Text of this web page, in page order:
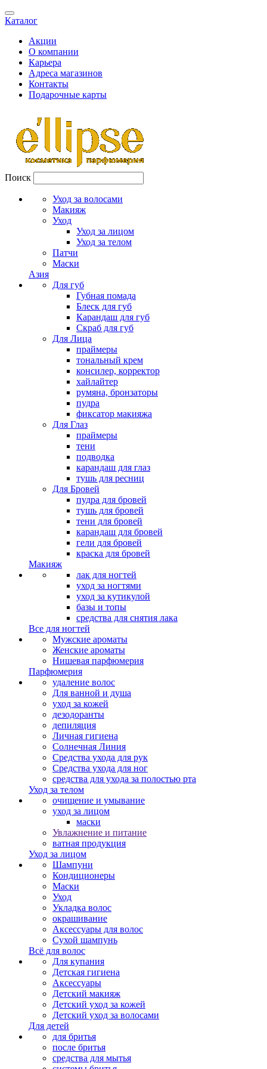
Каталог
Акции
О компании
Карьера
Адреса магазинов
Контакты
Подарочные карты
Поиск
Уход за волосами
Макияж
Уход
Уход за лицом
Уход за телом
Патчи
Маски
Азия
Для губ
Губная помада
Блеск для губ
Карандаш для губ
Скраб для губ
Для Лица
праймеры
тональный крем
консилер, корректор
хайлайтер
румяна, бронзаторы
пудра
фиксатор макияжа
Для Глаз
праймеры
тени
подводка
карандаш для глаз
тушь для ресниц
Для Бровей
пудра для бровей
тушь для бровей
тени для бровей
карандаш для бровей
гели для бровей
краска для бровей
Макияж
лак для ногтей
уход за ногтями
уход за кутикулой
базы и топы
средства для снятия лака
Все для ногтей
Мужские ароматы
Женские ароматы
Нишевая парфюмерия
Парфюмерия
удаление волос
Для ванной и душа
уход за кожей
дезодоранты
депиляция
Личная гигиена
Солнечная Линия
Средства ухода для рук
Средства ухода для ног
средства для ухода за полостью рта
Уход за телом
очищение и умывание
уход за лицом
маски
Увлажнение и питание
ватная продукция
Уход за лицом
Шампуни
Кондиционеры
Маски
Уход
Укладка волос
окрашивание
Аксессуары для волос
Сухой шампунь
Всё для волос
Для купания
Детская гигиена
Аксессуары
Детский макияж
Детский уход за кожей
Детский уход за волосами
Для детей
для бритья
после бритья
средства для мытья